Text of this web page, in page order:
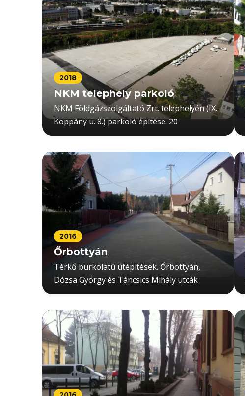
2018
NKM telephely parkoló
NKM Földgázszolgáltató Zrt. telephelyén (IX.,
Koppány u. 8.) parkoló építése. 20
2016
Őrbottyán
Térkő burkolatú útépítések. Őrbottyán,
Dózsa György és Táncsics Mihály utcák